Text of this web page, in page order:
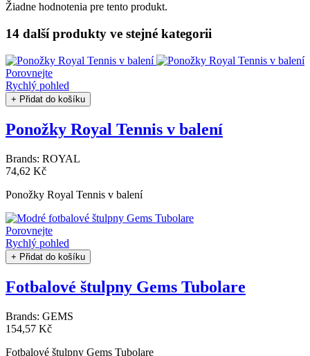
Žiadne hodnotenia pre tento produkt.
14 další produkty ve stejné kategorii
Porovnejte
Rychlý pohled
+ Přidat do košíku
Ponožky Royal Tennis v balení
Brands: ROYAL
74,62 Kč
Ponožky Royal Tennis v balení
Porovnejte
Rychlý pohled
+ Přidat do košíku
Fotbalové štulpny Gems Tubolare
Brands: GEMS
154,57 Kč
Fotbalové štulpny Gems Tubolare